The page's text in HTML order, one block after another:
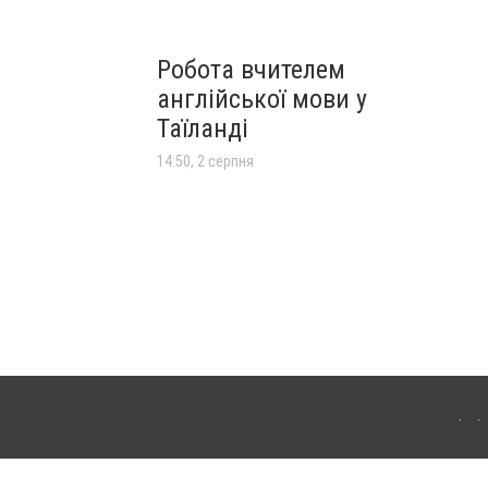
Робота вчителем
англійської мови у
Таїланді
14:50, 2 серпня